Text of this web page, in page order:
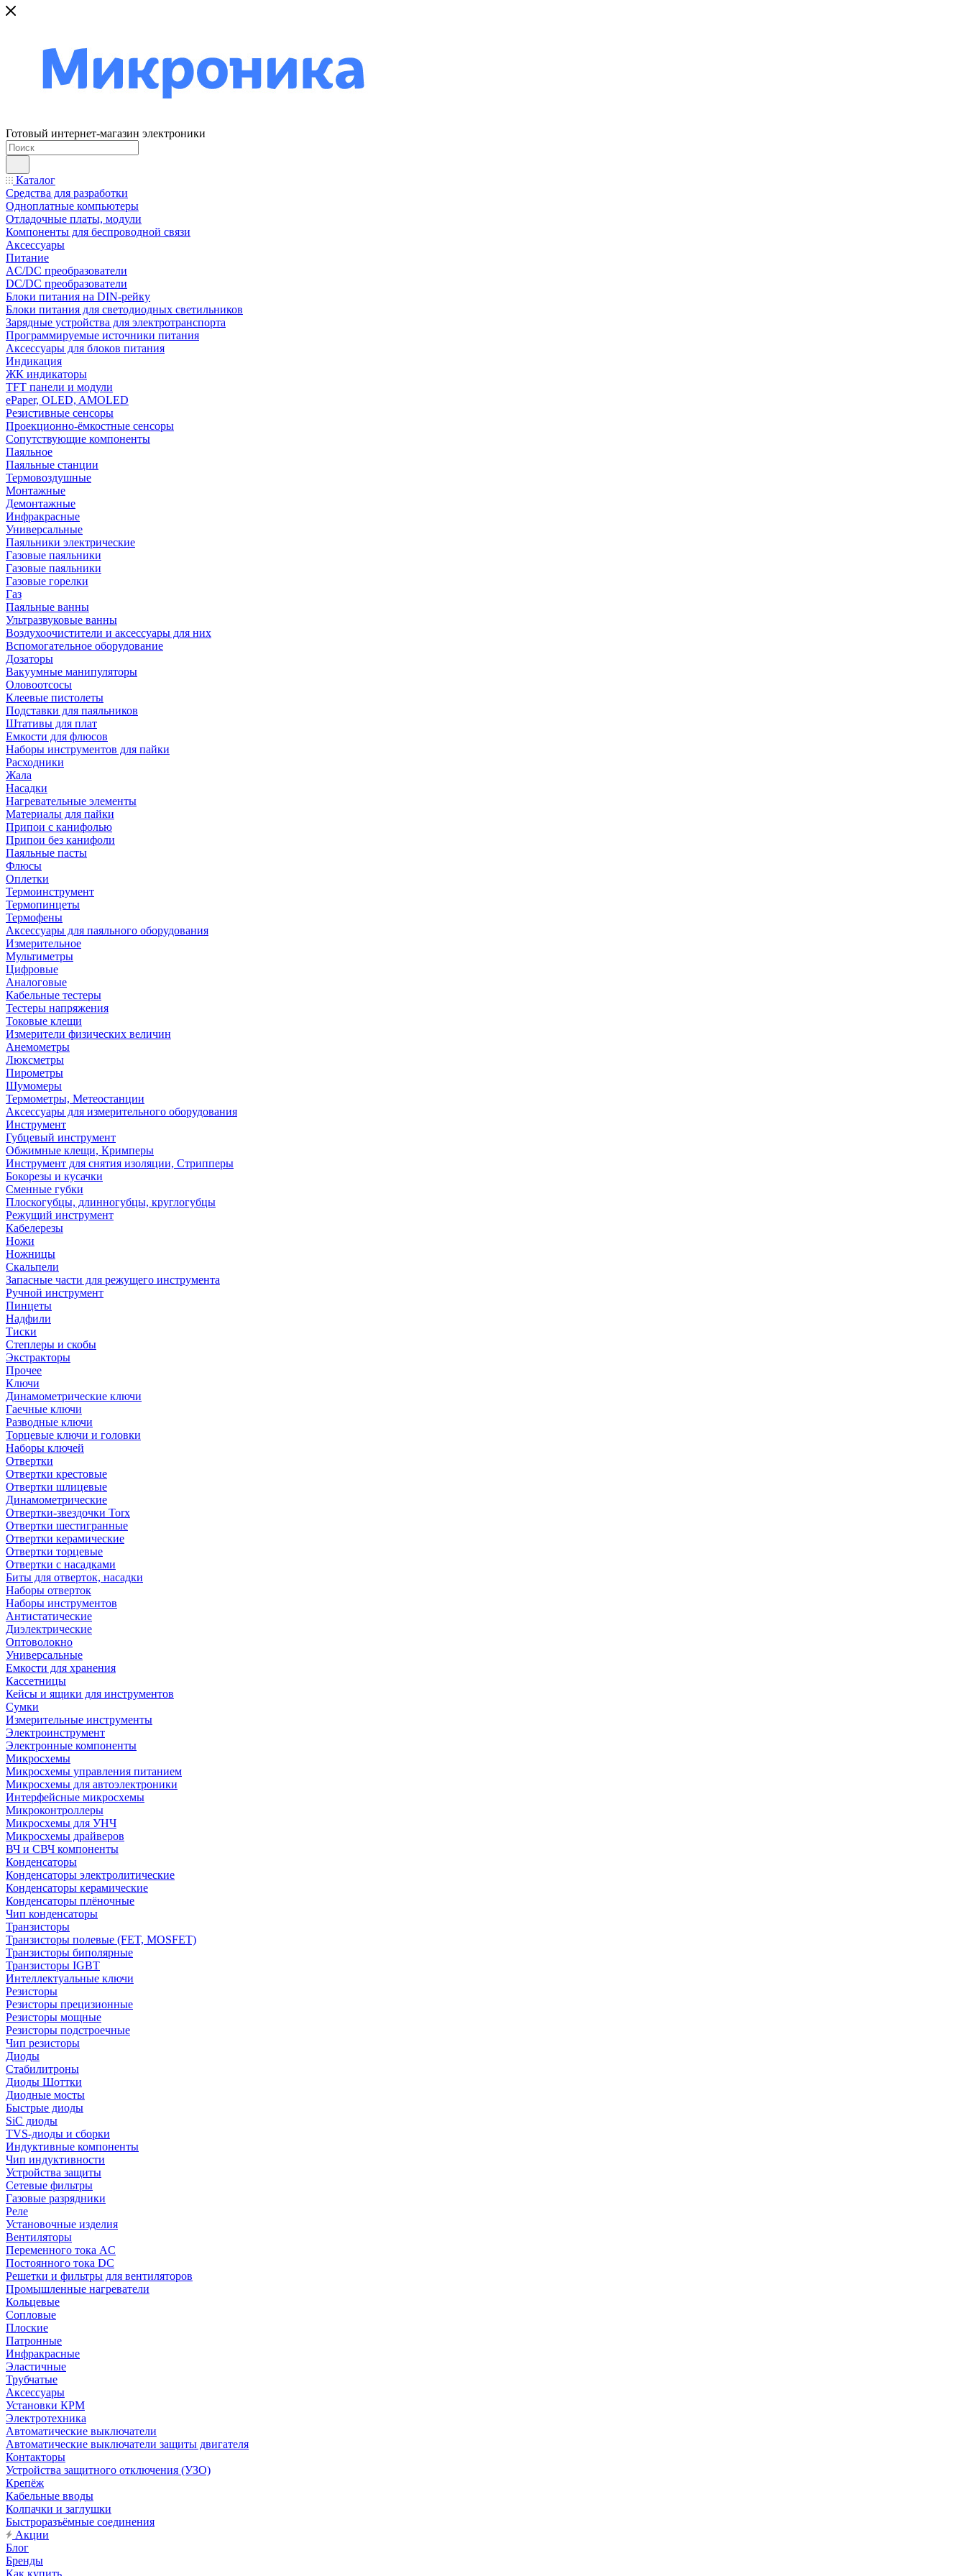
Готовый интернет-магазин электроники
Каталог
Средства для разработки
Одноплатные компьютеры
Отладочные платы, модули
Компоненты для беспроводной связи
Аксессуары
Питание
AC/DC преобразователи
DC/DC преобразователи
Блоки питания на DIN-рейку
Блоки питания для светодиодных светильников
Зарядные устройства для электротранспорта
Программируемые источники питания
Аксессуары для блоков питания
Индикация
ЖК индикаторы
TFT панели и модули
ePaper, OLED, AMOLED
Резистивные сенсоры
Проекционно-ёмкостные сенсоры
Сопутствующие компоненты
Паяльное
Паяльные станции
Термовоздушные
Монтажные
Демонтажные
Инфракрасные
Универсальные
Паяльники электрические
Газовые паяльники
Газовые паяльники
Газовые горелки
Газ
Паяльные ванны
Ультразвуковые ванны
Воздухоочистители и аксессуары для них
Вспомогательное оборудование
Дозаторы
Вакуумные манипуляторы
Оловоотсосы
Клеевые пистолеты
Подставки для паяльников
Штативы для плат
Емкости для флюсов
Наборы инструментов для пайки
Расходники
Жала
Насадки
Нагревательные элементы
Материалы для пайки
Припои с канифолью
Припои без канифоли
Паяльные пасты
Флюсы
Оплетки
Термоинструмент
Термопинцеты
Термофены
Аксессуары для паяльного оборудования
Измерительное
Мультиметры
Цифровые
Аналоговые
Кабельные тестеры
Тестеры напряжения
Токовые клещи
Измерители физических величин
Анемометры
Люксметры
Пирометры
Шумомеры
Термометры, Метеостанции
Аксессуары для измерительного оборудования
Инструмент
Губцевый инструмент
Обжимные клещи, Кримперы
Инструмент для снятия изоляции, Стрипперы
Бокорезы и кусачки
Сменные губки
Плоскогубцы, длинногубцы, круглогубцы
Режущий инструмент
Кабелерезы
Ножи
Ножницы
Скальпели
Запасные части для режущего инструмента
Ручной инструмент
Пинцеты
Надфили
Тиски
Степлеры и скобы
Экстракторы
Прочее
Ключи
Динамометрические ключи
Гаечные ключи
Разводные ключи
Торцевые ключи и головки
Наборы ключей
Отвертки
Отвертки крестовые
Отвертки шлицевые
Динамометрические
Отвертки-звездочки Torx
Отвертки шестигранные
Отвертки керамические
Отвертки торцевые
Отвертки с насадками
Биты для отверток, насадки
Наборы отверток
Наборы инструментов
Антистатические
Диэлектрические
Оптоволокно
Универсальные
Емкости для хранения
Кассетницы
Кейсы и ящики для инструментов
Сумки
Измерительные инструменты
Электроинструмент
Электронные компоненты
Микросхемы
Микросхемы управления питанием
Микросхемы для автоэлектроники
Интерфейсные микросхемы
Микроконтроллеры
Микросхемы для УНЧ
Микросхемы драйверов
ВЧ и СВЧ компоненты
Конденсаторы
Конденсаторы электролитические
Конденсаторы керамические
Конденсаторы плёночные
Чип конденсаторы
Транзисторы
Транзисторы полевые (FET, MOSFET)
Транзисторы биполярные
Транзисторы IGBT
Интеллектуальные ключи
Резисторы
Резисторы прецизионные
Резисторы мощные
Резисторы подстроечные
Чип резисторы
Диоды
Стабилитроны
Диоды Шоттки
Диодные мосты
Быстрые диоды
SiC диоды
TVS-диоды и сборки
Индуктивные компоненты
Чип индуктивности
Устройства защиты
Сетевые фильтры
Газовые разрядники
Реле
Установочные изделия
Вентиляторы
Переменного тока AC
Постоянного тока DC
Решетки и фильтры для вентиляторов
Промышленные нагреватели
Кольцевые
Сопловые
Плоские
Патронные
Инфракрасные
Эластичные
Трубчатые
Аксессуары
Установки КРМ
Электротехника
Автоматические выключатели
Автоматические выключатели защиты двигателя
Контакторы
Устройства защитного отключения (УЗО)
Крепёж
Кабельные вводы
Колпачки и заглушки
Быстроразъёмные соединения
Акции
Блог
Бренды
Как купить